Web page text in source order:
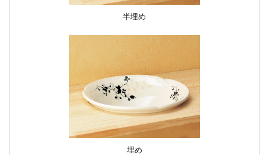
半埋め
埋め